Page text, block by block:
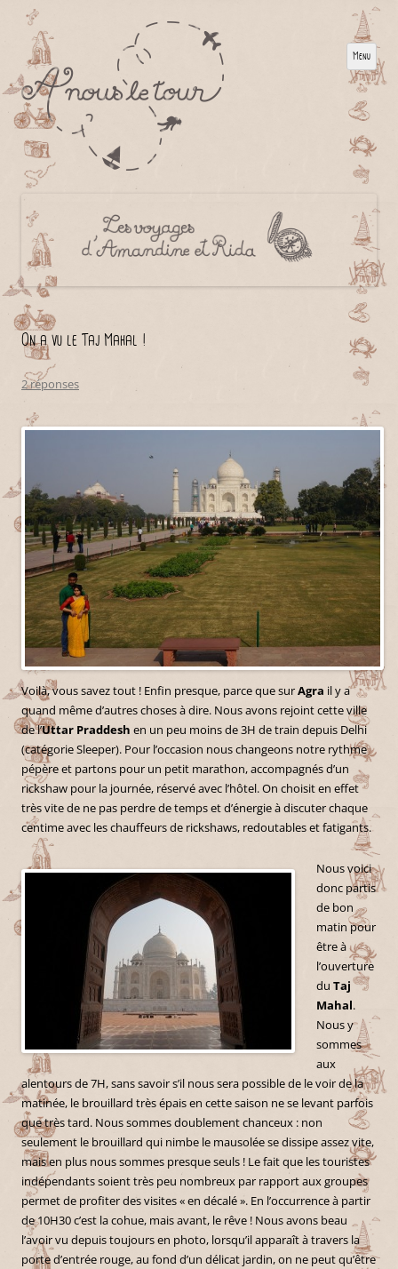
Menu
On a vu le Taj Mahal !
2 réponses
Voilà, vous savez tout ! Enfin presque, parce que surAgra il y a
quand même d’autres choses à dire. Nous avons rejoint cette ville
de l’Uttar Praddesh en un peu moins de3H de train depuis Delhi
(catégorie Sleeper). Pour l’occasion nous changeons notre rythme
pépère et partons pour un petit marathon, accompagnés d’un
rickshaw pour la journée, réservé avec l’hôtel. On choisit en effet
très vite de ne pas perdre de temps et d’énergie à discuter chaque
centime avec les chauffeurs de rickshaws, redoutables et fatigants.
Nous voici
donc partis
de bon
matin pour
être à
l’ouverture
du Taj
Mahal.
Nous y
sommes
aux
alentours de 7H, sans savoir s’il nous sera possible de le voir de la
matinée, le brouillard très épais en cette saison ne se levant parfois
que très tard. Nous sommes doublement chanceux : non
seulement le brouillard qui nimbe le mausolée se dissipe assez vite,
mais en plus nous sommes presque seuls ! Le fait que les touristes
indépendants soient très peu nombreux par rapport aux groupes
permet de profiter des visites « en décalé ». En l’occurrence à partir
de 10H30 c’est la cohue, mais avant, le rêve ! Nous avons beau
l’avoir vu depuis toujours en photo, lorsqu’il apparaît à travers la
porte d’entrée rouge, au fond d’un délicat jardin, on ne peut qu’être